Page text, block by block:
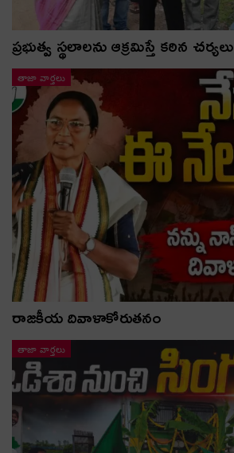
ప్రభుత్వ స్థలాలను ఆక్రమిస్తే కఠిన చర్యలు
తాజా వార్తలు
రాజకీయ దివాళాకోరుతనం
తాజా వార్తలు